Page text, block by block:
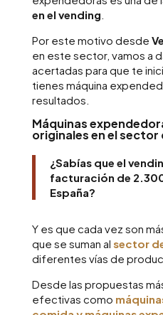
en el vending
Por este motivo desde
en este sector, vamos a
acertadas para que te
tienes máquina
resultados.
Máquinas
originales en el sector
¿Sabías que el
facturación de
España?
Y es que cada vez son
que se suman al sector
diferentes vías de
Desde las propuestas
efectivas como